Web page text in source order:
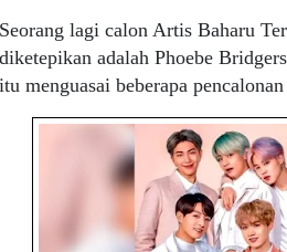
Seorang lagi calon Artis Baharu
diketepikan adalah Phoebe
itu menguasai beberapa